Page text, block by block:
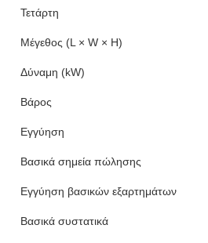
Τετάρτη
Μέγεθος (L × W × H)
Δύναμη (kW)
Βάρος
Εγγύηση
Βασικά σημεία πώλησης
Εγγύηση βασικών εξαρτημάτων
Βασικά συστατικά